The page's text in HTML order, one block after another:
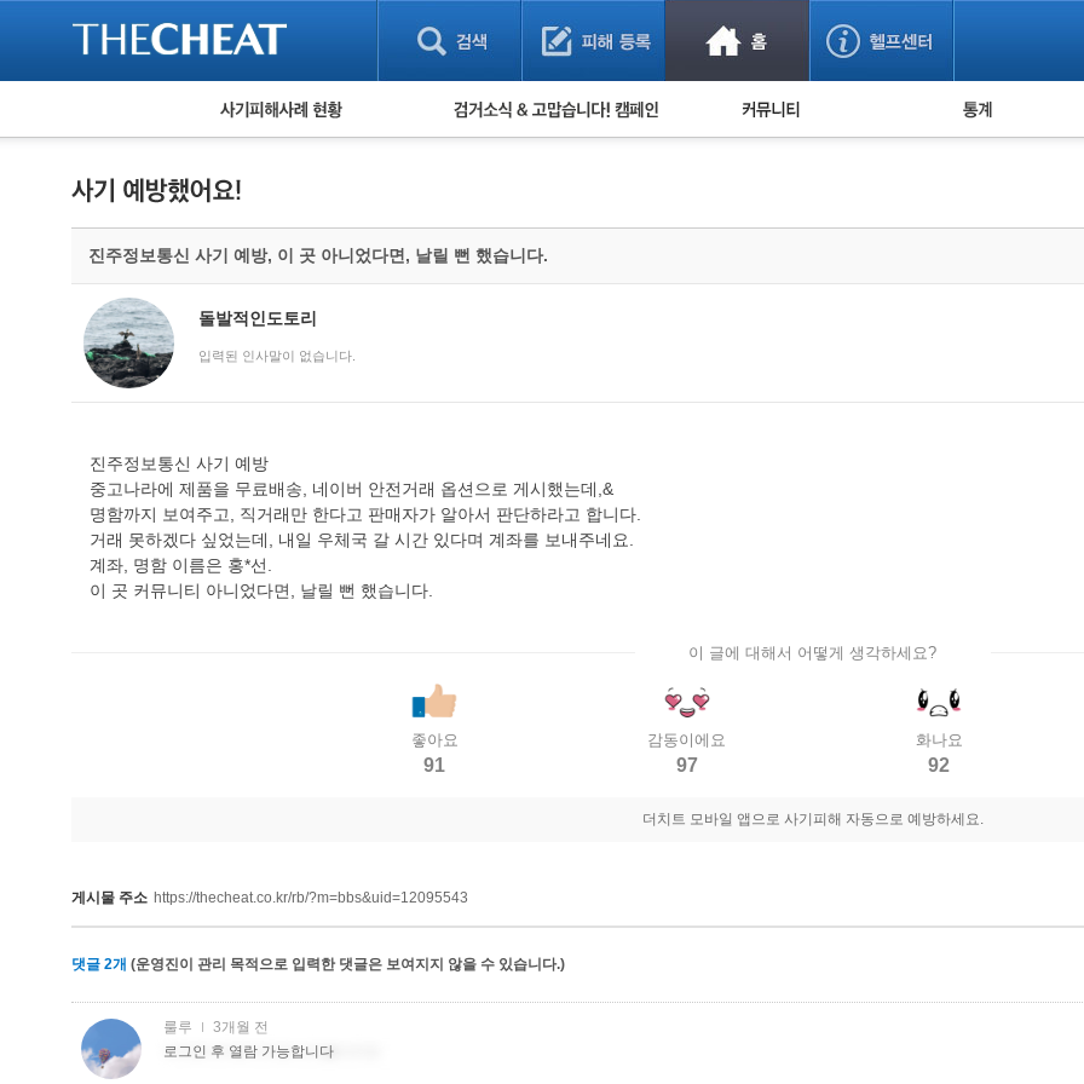
피해사례 현황
게임 · 비실물 피해사례
보이스피싱 피해사례
유해사이트 목록
비공개 피해사례
워킹홀리데이 피해사례
검거 소식 사기 예방했어요! 누적 피해사례 통계
진주정보통신 사기 예방, 이 곳 아니었다면, 날릴 뻔 했습니다.
돌발적인도토리
입력된 인사말이 없습니다.
진주정보통신 사기 예방
중고나라에 제품을 무료배송, 네이버 안전거래 옵션으로 게시했는데,&
명함까지 보여주고, 직거래만 한다고 판매자가 알아서 판단하라고 합니다.
거래 못하겠다 싶었는데, 내일 우체국 갈 시간 있다며 계좌를 보내주네요.
계좌, 명함 이름은 홍*선.
이 곳 커뮤니티 아니었다면, 날릴 뻔 했습니다.
이 글에 대해서 어떻게 생각하세요?
좋아요
91
감동이에요
97
화나요
92
더치트 모바일 앱으로 사기피해 자동으로 예방하세요.
게시물 주소 https://thecheat.co.kr/rb/?m=bbs&uid=12095543
댓글 2개 (운영진이 관리 목적으로 입력한 댓글은 보여지지 않을 수 있습니다.)